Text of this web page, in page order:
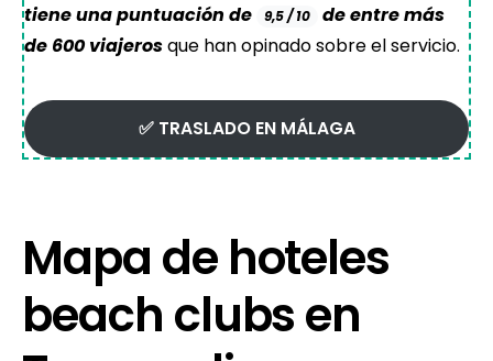
tiene una puntuación de
9,5 / 10
de entre más
de 600 viajerosque han opinado sobre el servicio.
✅ TRASLADO EN MÁLAGA
Mapa de hoteles
beach clubs en